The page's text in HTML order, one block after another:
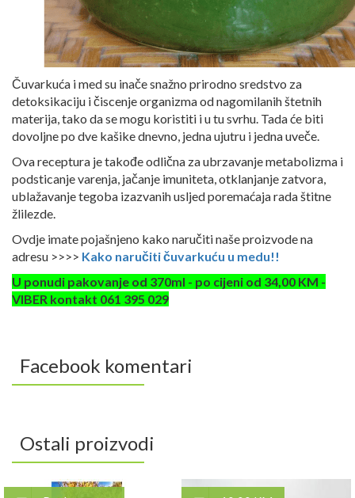
Čuvarkuća i med su inače snažno prirodno sredstvo za
detoksikaciju i čiscenje organizma od nagomilanih štetnih
materija, tako da se mogu koristiti i u tu svrhu. Tada će biti
dovoljne po dve kašike dnevno, jedna ujutru i jedna uveče.
Ova receptura je takođe odlična za ubrzavanje metabolizma i
podsticanje varenja, jačanje imuniteta, otklanjanje zatvora,
ublažavanje tegoba izazvanih usljed poremaćaja rada štitne
žlilezde.
Ovdje imate pojašnjeno kako naručiti naše proizvode na
adresu >>>> Kako naručiti čuvarkuću u medu!!
U ponudi pakovanje od 370ml - po cijeni od 34,00 KM -
VIBER kontakt 061 395 029
Facebook komentari
Ostali proizvodi